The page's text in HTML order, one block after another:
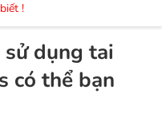
!
sử dụng tai
có thể bạn